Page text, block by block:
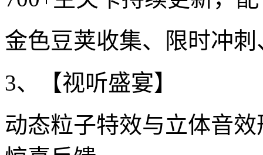
金色豆荚收集、限时冲
3、【视听盛宴】
动态粒子特效与立体音